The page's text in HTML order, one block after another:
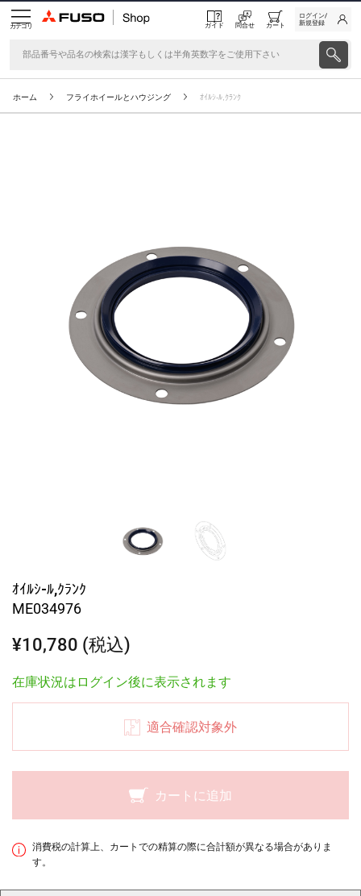
カテゴリ ガイド 問合せ カート
ログイン/
新規登録
ホーム フライホイールとハウジング ｵｲﾙｼ-ﾙ,ｸﾗﾝｸ
ｵｲﾙｼ-ﾙ,ｸﾗﾝｸ
ME034976
¥10,780 (税込)
在庫状況はログイン後に表示されます
適合確認対象外
カートに追加
消費税の計算上、カートでの精算の際に合計額が異なる場合がありま
す。